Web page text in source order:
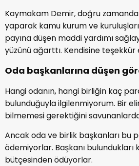
Kaymakam Demir, doğru
yaparak kamu kurum ve
payına düşen maddi yardımı
yüzünü ağarttı. Kendisine teşekkür
Oda başkanlarına düşen
Hangi odanın, hangi birliğin kaç
bulunduğuyla ilgilenmiyorum. Bir
bilmemesi gerektiğini
Ancak oda ve birlik başkanları bu
ödemiyorlar. Başkanı bulundukları
bütçesinden ödüyorlar.